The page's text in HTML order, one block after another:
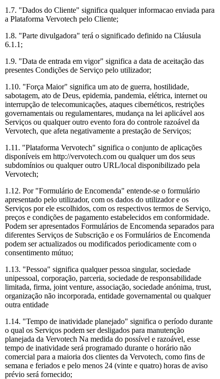
1.7. "Dados do Cliente" significa qualquer informacao enviada para
a Plataforma Vervotech pelo Cliente;
1.8. "Parte divulgadora" terá o significado definido na Cláusula
6.1.1;
1.9. "Data de entrada em vigor" significa a data de aceitação das
presentes Condições de Serviço pelo utilizador;
1.10. "Força Maior" significa um ato de guerra, hostilidade,
sabotagem, ato de Deus, epidemia, pandemia, elétrica, internet ou
interrupção de telecomunicações, ataques cibernéticos, restrições
governamentais ou regulamentares, mudança na lei aplicável aos
Serviços ou qualquer outro evento fora do controle razoável da
Vervotech, que afeta negativamente a prestação de Serviços;
1.11. "Plataforma Vervotech" significa o conjunto de aplicações
disponíveis em http://vervotech.com ou qualquer um dos seus
subdomínios ou qualquer outro URL/local disponibilizado pela
Vervotech;
1.12. Por "Formulário de Encomenda" entende-se o formulário
apresentado pelo utilizador, com os dados do utilizador e os
Serviços por ele escolhidos, com os respectivos termos de Serviço,
preços e condições de pagamento estabelecidos em conformidade.
Podem ser apresentados Formulários de Encomenda separados para
diferentes Serviços de Subscrição e os Formulários de Encomenda
podem ser actualizados ou modificados periodicamente com o
consentimento mútuo;
1.13. "Pessoa" significa qualquer pessoa singular, sociedade
unipessoal, corporação, parceria, sociedade de responsabilidade
limitada, firma, joint venture, associação, sociedade anónima, trust,
organização não incorporada, entidade governamental ou qualquer
outra entidade
1.14. "Tempo de inatividade planejado" significa o período durante
o qual os Serviços podem ser desligados para manutenção
planejada da Vervotech Na medida do possível e razoável, esse
tempo de inatividade será programado durante o horário não
comercial para a maioria dos clientes da Vervotech, como fins de
semana e feriados e pelo menos 24 (vinte e quatro) horas de aviso
prévio será fornecido;